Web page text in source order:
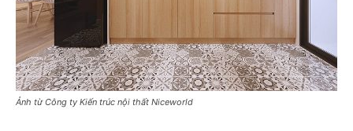
Ảnh từ Công ty Kiến trúc nội thất Niceworld